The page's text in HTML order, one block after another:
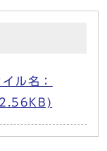
ル名：